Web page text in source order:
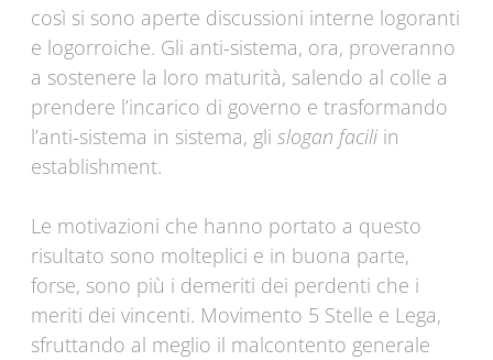
così si sono aperte discussioni interne logoranti
e logorroiche. Gli anti-sistema, ora, proveranno
a sostenere la loro maturità, salendo al colle a
prendere l’incarico di governo e trasformando
l’anti-sistema in sistema, gli slogan facili in
establishment.
Le motivazioni che hanno portato a questo
risultato sono molteplici e in buona parte,
forse, sono più i demeriti dei perdenti che i
meriti dei vincenti. Movimento 5 Stelle e Lega,
sfruttando al meglio il malcontento generale